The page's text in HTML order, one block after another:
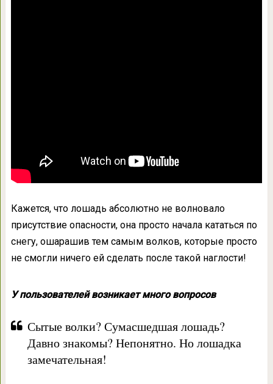
Кажется, что лошадь абсолютно не волновало
присутствие опасности, она просто начала кататься по
снегу, ошарашив тем самым волков, которые просто
не смогли ничего ей сделать после такой наглости!
У пользователей возникает много вопросов
Сытые волки? Сумасшедшая лошадь?
Давно знакомы? Непонятно. Но лошадка
замечательная!